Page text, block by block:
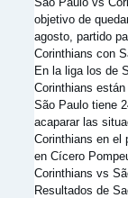
objetivo de
agosto, partido
Corinthians con
En la liga los de
Corinthians
São Paulo tiene
acaparar las
Corinthians en el
en Cícero
Corinthians vs
Resultados de